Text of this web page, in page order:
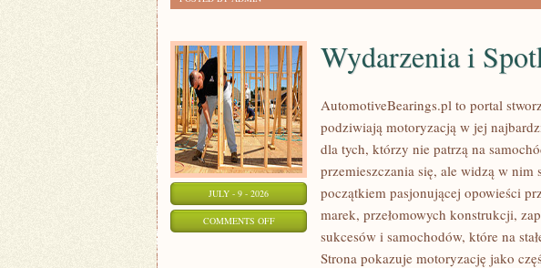
JULY - 9 - 2026
COMMENTS OFFON
WYDARZENIA
Wydarzenia i
AutomotiveBearings.pl to portal
podziwiają motoryzacją w jej
dla tych, którzy nie patrzą na
przemieszczania się, ale widzą w nim
początkiem pasjonującej opowieści
marek, przełomowych konstrukcji,
sukcesów i samochodów, które na
Strona pokazuje motoryzację jako